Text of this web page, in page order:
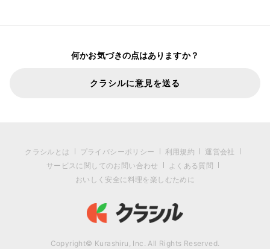
何かお気づきの点はありますか？
クラシルに意見を送る
クラシルとは プライバシーポリシー 利用規約
運営会社
サービスに関してのお問い合わせ
よくある質問
おいしく安全に料理を楽しむために
Copyright© Kurashiru, Inc. All Rights Reserved.